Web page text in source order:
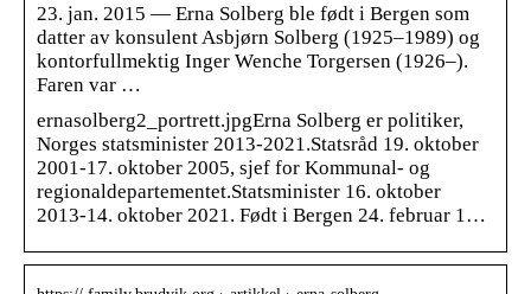
23. jan. 2015 — Erna Solberg ble født i Bergen som
datter av konsulent Asbjørn Solberg (1925–1989) og
kontorfullmektig Inger Wenche Torgersen (1926–).
Faren var …
ernasolberg2_portrett.jpgErna Solberg er politiker,
Norges statsminister 2013-2021.Statsråd 19. oktober
2001-17. oktober 2005, sjef for Kommunal- og
regionaldepartementet.Statsminister 16. oktober
2013-14. oktober 2021. Født i Bergen 24. februar 1…